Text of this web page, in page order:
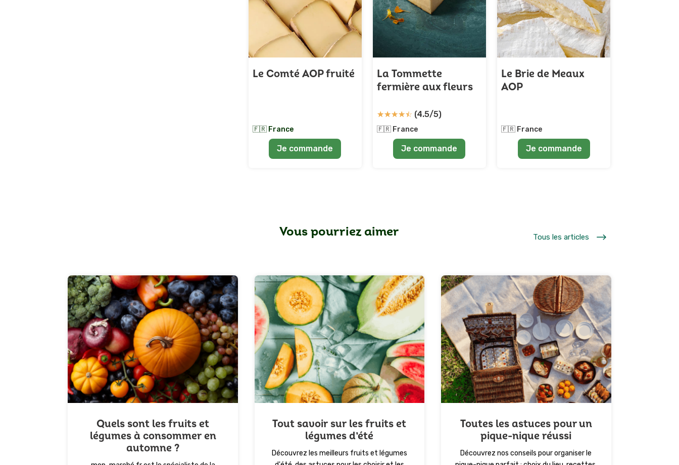
Le Comté AOP fruité
🇫🇷 France
Je commande
La Tommette
fermière aux fleurs
☆☆☆☆☆ (4.5/5)
🇫🇷 France
Je commande
Le Brie de Meaux
AOP
🇫🇷 France
Je commande
Vous pourriez aimer $
Tous les articles
Quels sont les fruits et
légumes à consommer en
automne ?
Tout savoir sur les fruits et
légumes d’été
Découvrez les meilleurs fruits et légumes
Toutes les astuces pour un
pique-nique réussi
Découvrez nos conseils pour organiser le